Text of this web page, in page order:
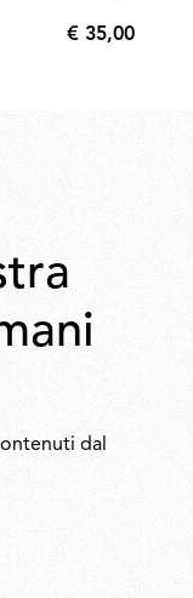
€ 35,00
dal